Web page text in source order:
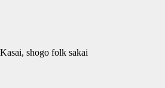
shogo folk sakai